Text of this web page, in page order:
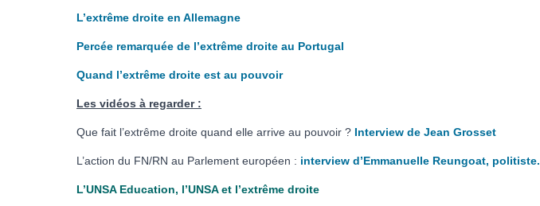
L’extrême droite en Allemagne
Percée remarquée de l’extrême droite au Portugal
Quand l’extrême droite est au pouvoir
Les vidéos à regarder :
Que fait l’extrême droite quand elle arrive au pouvoir ? Interview de Jean Grosset
L’action du FN/RN au Parlement européen : interview d’Emmanuelle Reungoat, politiste.
L’UNSA Education, l’UNSA et l’extrême droite